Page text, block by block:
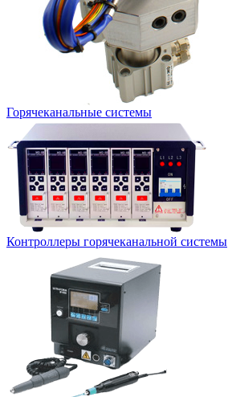
Горячеканальные системы
Контроллеры горячеканальной системы